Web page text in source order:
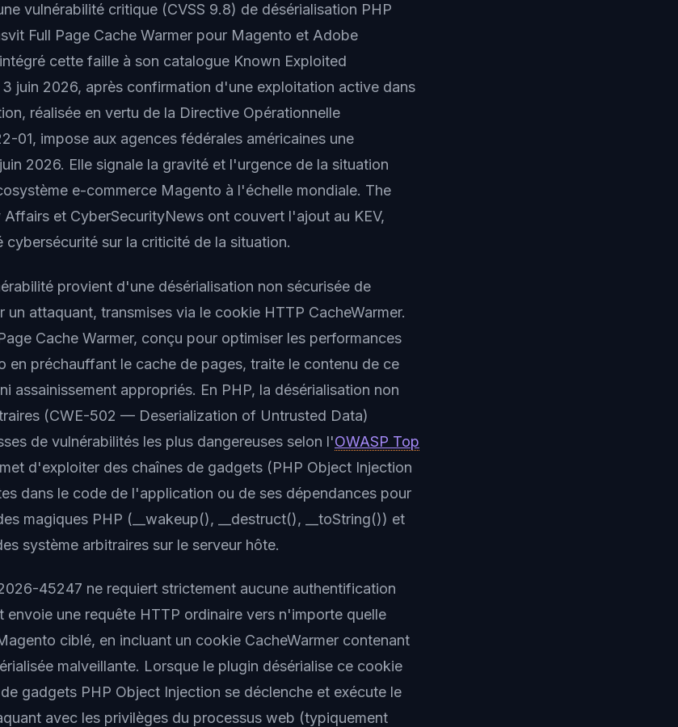
vulnérabilité critique (CVSS 9.8) de désérialisation PHP
Full Page Cache Warmer pour Magento et Adobe
cette faille à son catalogue Known Exploited
juin 2026, après confirmation d'une exploitation active dans
réalisée en vertu de la Directive Opérationnelle
01, impose aux agences fédérales américaines une
2026. Elle signale la gravité et l'urgence de la situation
e-commerce Magento à l'échelle mondiale. The
et CyberSecurityNews ont couvert l'ajout au KEV,
cybersécurité sur la criticité de la situation.
provient d'une désérialisation non sécurisée de
un attaquant, transmises via le cookie HTTP CacheWarmer.
Cache Warmer, conçu pour optimiser les performances
en préchauffant le cache de pages, traite le contenu de ce
assainissement appropriés. En PHP, la désérialisation non
(CWE-502 — Deserialization of Untrusted Data)
de vulnérabilités les plus dangereuses selon l'OWASP Top
d'exploiter des chaînes de gadgets (PHP Object Injection
dans le code de l'application ou de ses dépendances pour
magiques PHP (__wakeup(), __destruct(), __toString()) et
système arbitraires sur le serveur hôte.
45247 ne requiert strictement aucune authentification
envoie une requête HTTP ordinaire vers n'importe quelle
ciblé, en incluant un cookie CacheWarmer contenant
malveillante. Lorsque le plugin désérialise ce cookie
gadgets PHP Object Injection se déclenche et exécute le
avec les privilèges du processus web (typiquement